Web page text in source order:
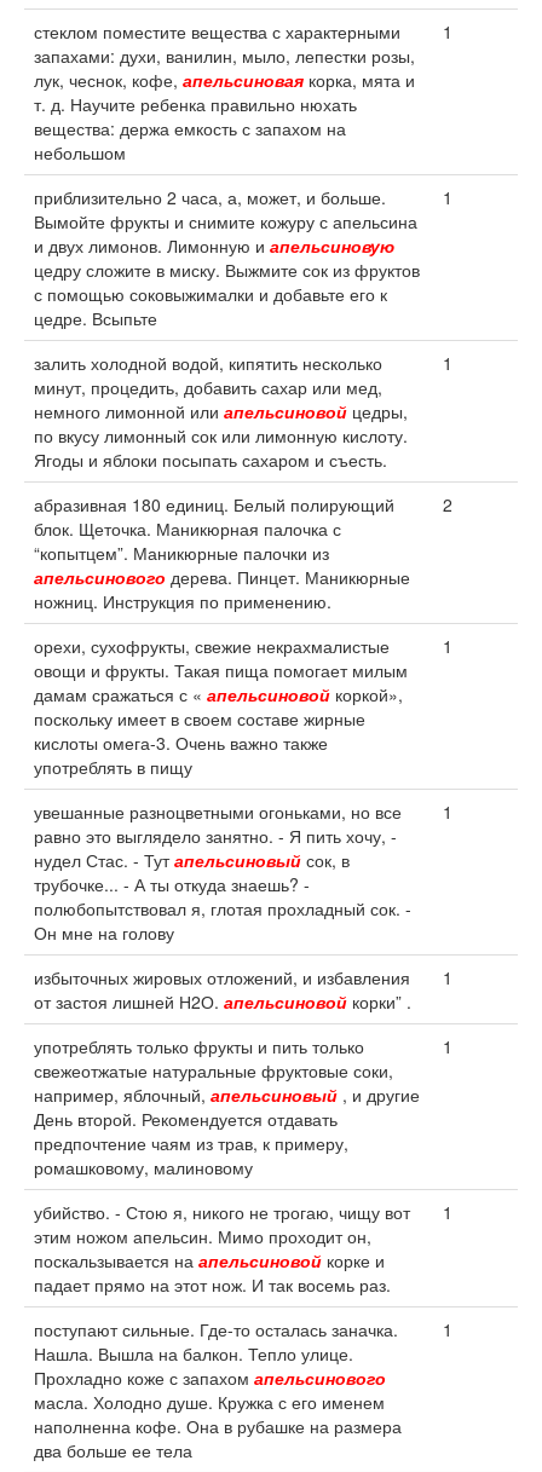
стеклом поместите вещества с характерными
запахами: духи, ванилин, мыло, лепестки розы,
лук, чеснок, кофе, апельсиновая корка, мята и
т. д. Научите ребенка правильно нюхать
вещества: держа емкость с запахом на
небольшом
1
приблизительно 2 часа, а, может, и больше.
Вымойте фрукты и снимите кожуру с апельсина
и двух лимонов. Лимонную и апельсиновую
цедру сложите в миску. Выжмите сок из фруктов
с помощью соковыжималки и добавьте его к
цедре. Всыпьте
1
залить холодной водой, кипятить несколько
минут, процедить, добавить сахар или мед,
немного лимонной или апельсиновой цедры,
по вкусу лимонный сок или лимонную кислоту.
Ягоды и яблоки посыпать сахаром и съесть.
1
абразивная 180 единиц. Белый полирующий
блок. Щеточка. Маникюрная палочка с
“копытцем”. Маникюрные палочки из
апельсинового дерева. Пинцет. Маникюрные
ножниц. Инструкция по применению.
2
орехи, сухофрукты, свежие некрахмалистые
овощи и фрукты. Такая пища помогает милым
дамам сражаться с « апельсиновой коркой»,
поскольку имеет в своем составе жирные
кислоты омега-3. Очень важно также
употреблять в пищу
1
увешанные разноцветными огоньками, но все
равно это выглядело занятно. - Я пить хочу, -
нудел Стас. - Тутапельсиновый сок, в
трубочке... - А ты откуда знаешь? -
полюбопытствовал я, глотая прохладный сок. -
Он мне на голову
1
избыточных жировых отложений, и избавления
от застоя лишней Н2О. апельсиновой корки” .
1
употреблять только фрукты и пить только
свежеотжатые натуральные фруктовые соки,
например, яблочный, апельсиновый , и другие
День второй. Рекомендуется отдавать
предпочтение чаям из трав, к примеру,
ромашковому, малиновому
1
убийство. - Стою я, никого не трогаю, чищу вот
этим ножом апельсин. Мимо проходит он,
поскальзывается на апельсиновой корке и
падает прямо на этот нож. И так восемь раз.
1
поступают сильные. Где-то осталась заначка.
Нашла. Вышла на балкон. Тепло улице.
Прохладно коже с запахом апельсинового
масла. Холодно душе. Кружка с его именем
наполненна кофе. Она в рубашке на размера
два больше ее тела
1